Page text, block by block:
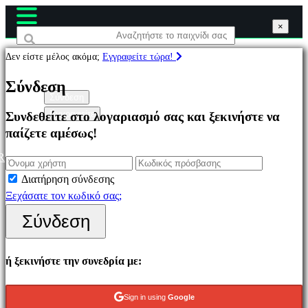
Παιχνίδια
Επιλεγμένο
Νέα
παιχνίδια
Παιχνίδια
παίξετε
δωρεάν
Σύνδεση
Εγγραφείτε
×
Δεν είστε μέλος ακόμα; Εγγραφείτε τώρα!
Σύνδεση
Συνδεθείτε στο λογαριασμό σας και ξεκινήστε να
παίζετε αμέσως!
Διατήρηση σύνδεσης
Ξεχάσατε τον κωδικό σας;
Σύνδεση
ή ξεκινήστε την συνεδρία με:
Sign in using Google
×
×